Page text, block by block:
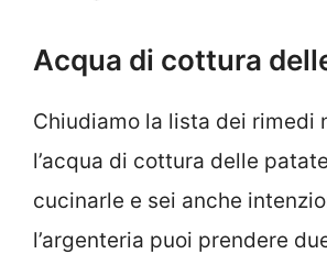
Acqua di cottura
Chiudiamo la lista dei rimedi
l’acqua di cottura delle
cucinarle e sei anche
l’argenteria puoi prendere